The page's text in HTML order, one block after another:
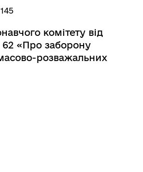
145
комітету від
«Про заборону
розважальних